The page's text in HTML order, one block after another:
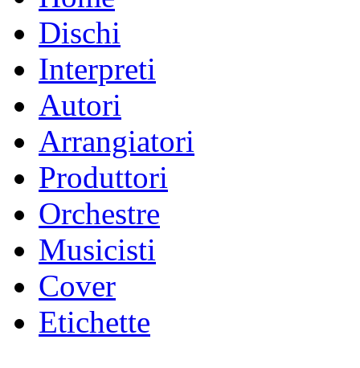
Dischi
Interpreti
Autori
Arrangiatori
Produttori
Orchestre
Musicisti
Cover
Etichette